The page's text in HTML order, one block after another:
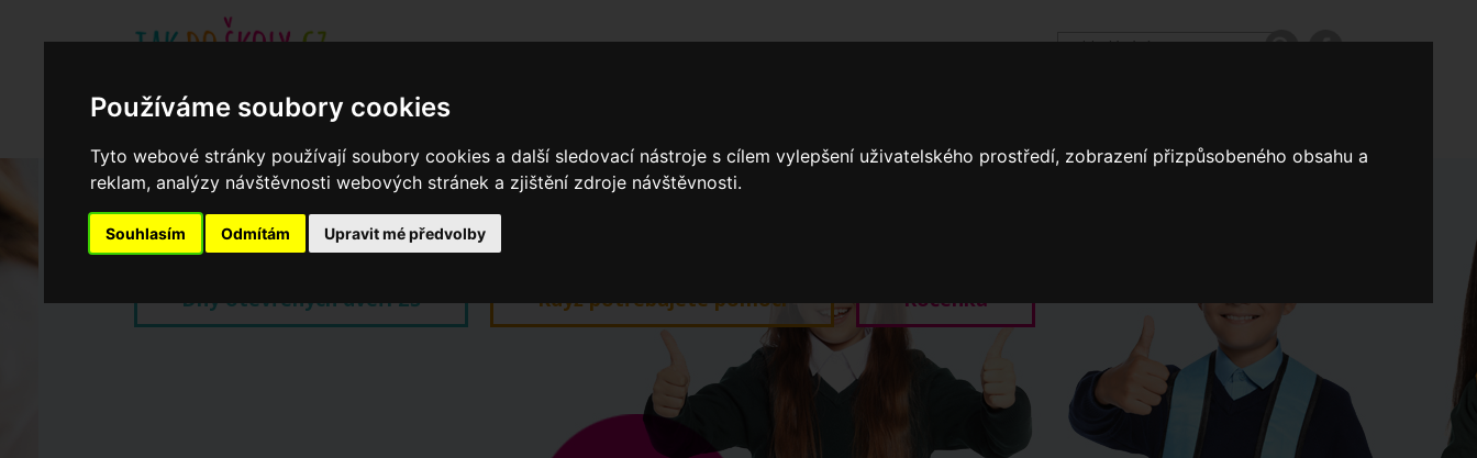
Používáme soubory cookies
Tyto webové stránky používají soubory cookies a další sledovací nástroje s cílem vylepšení uživatelského prostředí, zobrazení přizpůsobeného obsahu a
reklam, analýzy návštěvnosti webových stránek a zjištění zdroje návštěvnosti.
Souhlasím Odmítám Upravit mé předvolby
Základní školy Aktuality Akce Soukromé základní školy
Když potřebujete pomoci
Ročenka
cookies
Zápisy do ZŠ 2026/27 Výroční zprávy
Dny otevřených dveří ZŠ Když potřebujete pomoci Ročenka